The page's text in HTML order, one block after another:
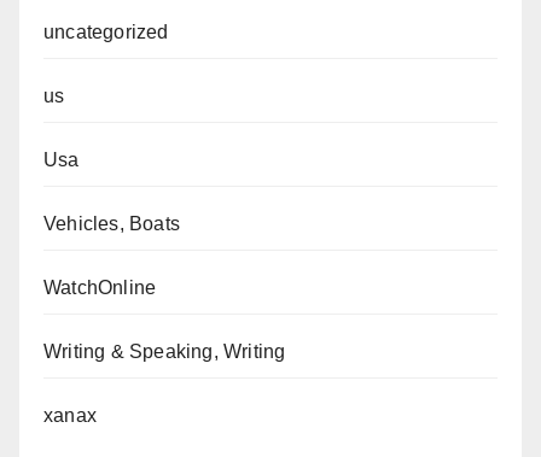
uncategorized
us
Usa
Vehicles, Boats
WatchOnline
Writing & Speaking, Writing
xanax